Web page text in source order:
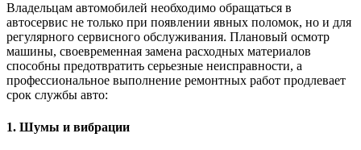
Владельцам автомобилей необходимо обращаться в
автосервис не только при появлении явных поломок, но и для
регулярного сервисного обслуживания. Плановый осмотр
машины, своевременная замена расходных материалов
способны предотвратить серьезные неисправности, а
профессиональное выполнение ремонтных работ продлевает
срок службы авто:
1. Шумы и вибрации